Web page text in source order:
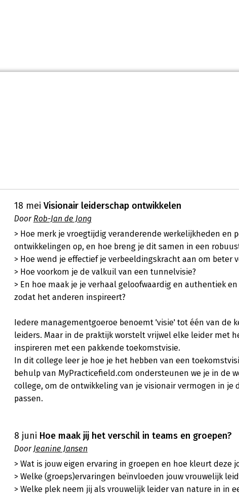
18 mei Visionair leiderschap ontwikkelen
Door Rob-Jan de Jong
> Hoe merk je vroegtijdig veranderende werkelijkheden en
ontwikkelingen op, en hoe breng je dit samen in een
> Hoe wend je effectief je verbeeldingskracht aan om beter
> Hoe voorkom je de valkuil van een tunnelvisie?
> En hoe maak je je verhaal geloofwaardig en authentiek
zodat het anderen inspireert?
Iedere managementgoeroe benoemt 'visie' tot één van de
leiders. Maar in de praktijk worstelt vrijwel elke leider met
inspireren met een pakkende toekomstvisie.
In dit college leer je hoe je het hebben van een
behulp van MyPracticefield.com ondersteunen we je in de
college, om de ontwikkeling van je visionair vermogen in je
passen.
8 juni Hoe maak jij het verschil in teams en groepen?
DoorJeanine Jansen
> Wat is jouw eigen ervaring in groepen en hoe kleurt deze
> Welke (groeps)ervaringen beïnvloeden jouw vrouwelijk
> Welke plek neem jij als vrouwelijk leider van nature in in